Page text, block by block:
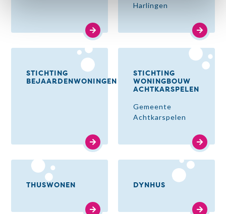
Harlingen
STICHTING
BEJAARDENWONINGEN
STICHTING
WONINGBOUW
ACHTKARSPELEN
Gemeente
Achtkarspelen
THUSWONEN DYNHUS